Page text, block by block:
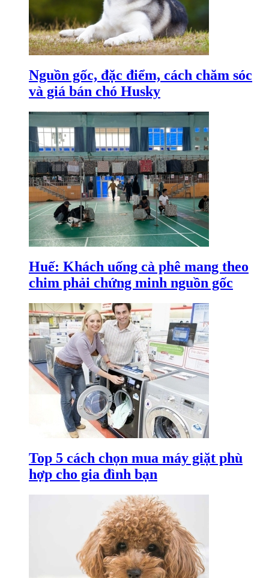
Nguồn gốc, đặc điểm, cách chăm sóc
và giá bán chó Husky
Huế: Khách uống cà phê mang theo
chim phải chứng minh nguồn gốc
Top 5 cách chọn mua máy giặt phù
hợp cho gia đình bạn